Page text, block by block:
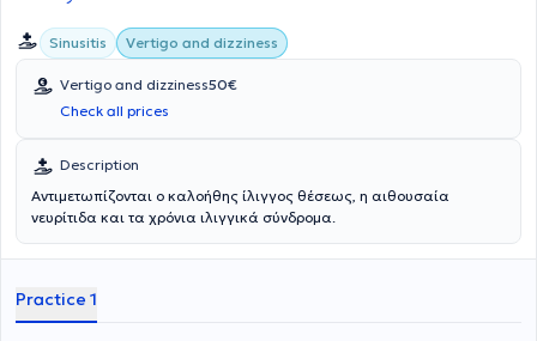
Sinusitis Vertigo and dizziness
Vertigo and dizziness50€
Check all prices
Description
Αντιμετωπίζονται ο καλοήθης ίλιγγος θέσεως, η αιθουσαία
νευρίτιδα και τα χρόνια ιλιγγικά σύνδρομα.
Practice 1